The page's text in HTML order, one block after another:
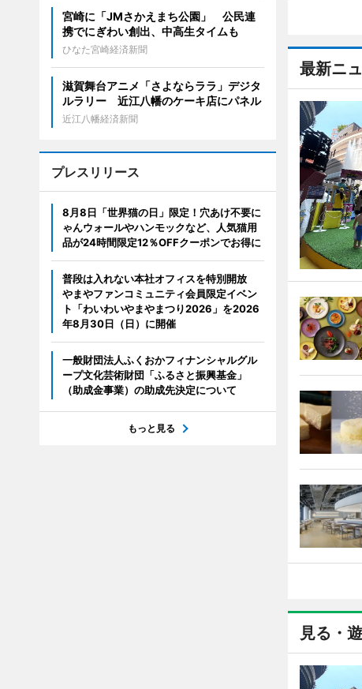
最新ニ
見る・
宮崎に「JMさかえまち公園」 公民連
携でにぎわい創出、中高生タイムも
ひなた宮崎経済新聞
滋賀舞台アニメ「さよならララ」デジタ
ルラリー 近江八幡のケーキ店にパネル
近江八幡経済新聞
プレスリリース
8月8日「世界猫の日」限定！穴あけ不要に
ゃんウォールやハンモックなど、人気猫用
品が24時間限定12％OFFクーポンでお得に
普段は入れない本社オフィスを特別開放
やまやファンコミュニティ会員限定イベン
ト「わいわいやまやまつり2026」を2026
年8月30日（日）に開催
一般財団法人ふくおかフィナンシャルグル
ープ文化芸術財団「ふるさと振興基金」
（助成金事業）の助成先決定について
もっと見る